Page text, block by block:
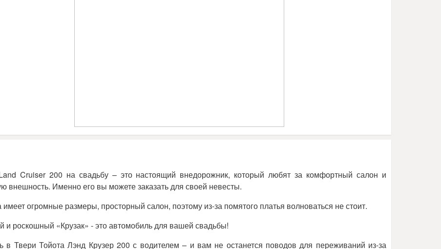
Cruiser 200 на свадьбу – это настоящий внедорожник, который любят за комфортный салон и
внешность. Именно его вы можете заказать для своей невесты.
огромные размеры, просторный салон, поэтому из-за помятого платья волноваться не стоит.
и роскошный «Крузак» - это автомобиль для вашей свадьбы!
в Твери Тойота Лэнд Крузер 200 с водителем – и вам не останется поводов для переживаний из-за